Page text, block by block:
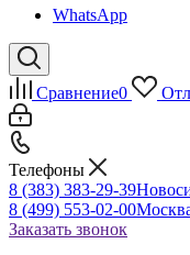
WhatsApp
Сравнение0
Телефоны
8 (383) 383-29-39
8 (499) 553-02-00
Заказать звонок